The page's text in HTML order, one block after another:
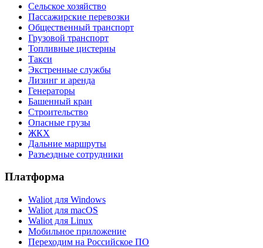
Сельское хозяйство
Пассажирские перевозки
Общественный транспорт
Грузовой транспорт
Топливные цистерны
Такси
Экстренные службы
Лизинг и аренда
Генераторы
Башенный кран
Строительство
Опасные грузы
ЖКХ
Дальние маршруты
Разъездные сотрудники
Платформа
Waliot для Windows
Waliot для macOS
Waliot для Linux
Мобильное приложение
Переходим на Российское ПО